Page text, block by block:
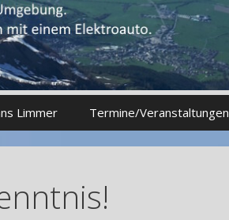
Limmer Termine/Veranstaltungen